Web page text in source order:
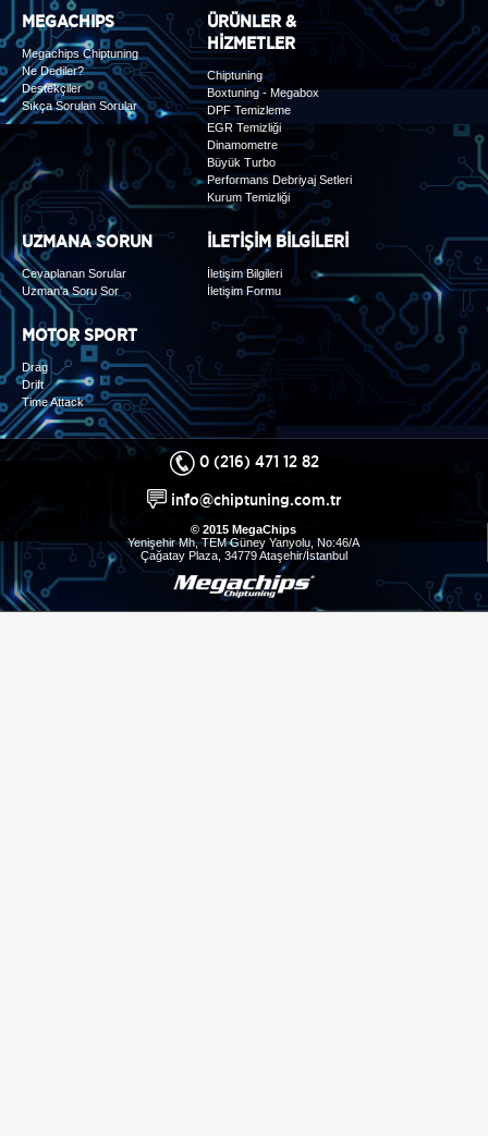
MEGACHIPS
Megachips Chiptuning
Ne Dediler?
Destekçiler
Sıkça Sorulan Sorular
ÜRÜNLER &
HİZMETLER
Chiptuning
Boxtuning - Megabox
DPF Temizleme
EGR Temizliği
Dinamometre
Büyük Turbo
Performans Debriyaj Setleri
Kurum Temizliği
UZMANA SORUN
Cevaplanan Sorular
Uzman'a Soru Sor
İLETİŞİM BİLGİLERİ
İletişim Bilgileri
İletişim Formu
MOTOR SPORT
Drag
Drift
Time Attack
0 (216) 471 12 82
info@chiptuning.com.tr
© 2015 MegaChips
Yenişehir Mh, TEM Güney Yanyolu, No:46/A
Çağatay Plaza, 34779 Ataşehir/İstanbul